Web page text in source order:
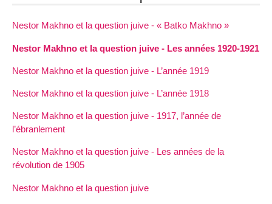
Nestor Makhno et la question juive - « Batko Makhno »
Nestor Makhno et la question juive - Les années 1920-1921
Nestor Makhno et la question juive - L’année 1919
Nestor Makhno et la question juive - L’année 1918
Nestor Makhno et la question juive - 1917, l’année de
l’ébranlement
Nestor Makhno et la question juive - Les années de la
révolution de 1905
Nestor Makhno et la question juive